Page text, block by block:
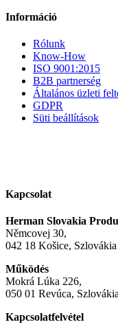
Információ
Rólunk
Know-How
ISO 9001:2015
B2B partnerség
Általános üzleti
GDPR
Süti beállítások
Kapcsolat
Herman Slovakia
Němcovej 30,
042 18 Košice, Szlovákia
Működés
Mokrá Lúka 226,
050 01 Revúca, Szlovákia
Kapcsolatfelvétel